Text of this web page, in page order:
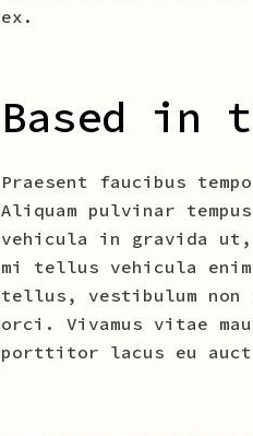
ex.
Based in
Praesent faucibus
Aliquam pulvinar
vehicula in gravida
mi tellus vehicula
tellus, vestibulum non
orci. Vivamus vitae
porttitor lacus eu